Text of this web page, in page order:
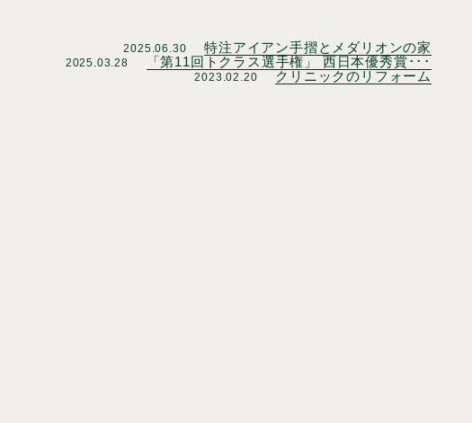
2025.06.30 特注アイアン手摺とメダリオンの家
2025.03.28 「第11回トクラス選手権」 西日本優秀賞･･･
2023.02.20 クリニックのリフォーム